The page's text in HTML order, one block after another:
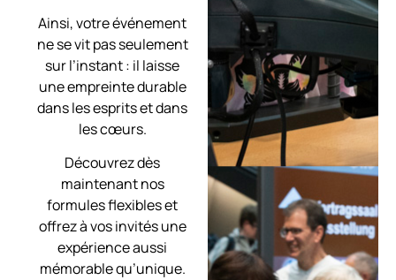
Ainsi, votre événement
ne se vit pas seulement
sur l’instant : il laisse
une empreinte durable
dans les esprits et dans
les cœurs.
Découvrez dès
maintenant nos
formules flexibles et
offrez à vos invités une
expérience aussi
mémorable qu’unique.